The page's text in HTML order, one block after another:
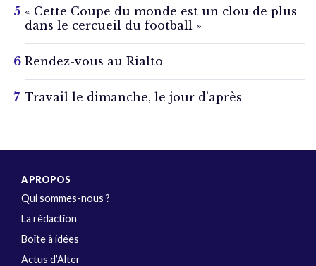
« Cette Coupe du monde est un clou de plus
dans le cercueil du football »
Rendez-vous au Rialto
Travail le dimanche, le jour d’après
A PROPOS
Qui sommes-nous ?
La rédaction
Boîte à idées
Actus d’Alter